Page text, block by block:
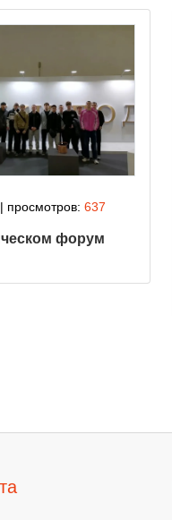
| просмотров: 637
форум